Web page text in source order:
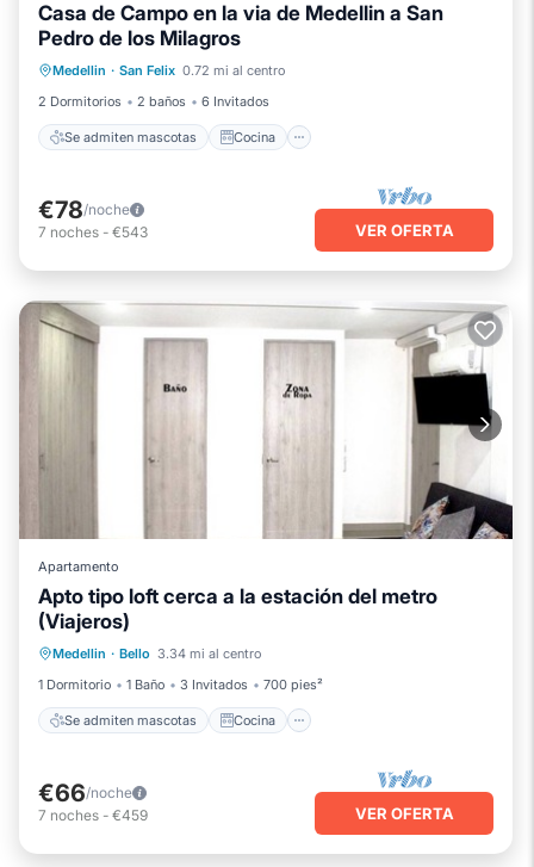
Casa de Campo en la via de Medellin a San
Pedro de los Milagros
Medellin · San Felix 0.72 mi al centro
2 Dormitorios
2 baños 6 Invitados
Se admiten mascotas Cocina
Se admiten mascotas
Internet
Apto para niños
€78/noche
7 noches - €543 VER OFERTA
Apartamento
Apto tipo loft cerca a la estación del metro
(Viajeros)
Medellin · Bello 3.34 mi al centro
1 Dormitorio
1 Baño 3 Invitados 700 pies²
Se admiten mascotas Cocina
Se admiten mascotas
Aparcamiento
Aire acondicionado
€66/noche
7 noches - €459 VER OFERTA